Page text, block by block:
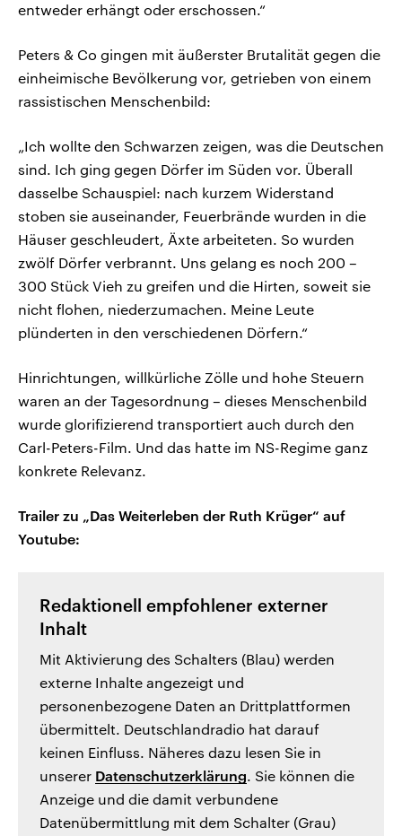
entweder erhängt oder erschossen.“
Peters & Co gingen mit äußerster Brutalität gegen die
einheimische Bevölkerung vor, getrieben von einem
rassistischen Menschenbild:
„Ich wollte den Schwarzen zeigen, was die Deutschen
sind. Ich ging gegen Dörfer im Süden vor. Überall
dasselbe Schauspiel: nach kurzem Widerstand
stoben sie auseinander, Feuerbrände wurden in die
Häuser geschleudert, Äxte arbeiteten. So wurden
zwölf Dörfer verbrannt. Uns gelang es noch 200 –
300 Stück Vieh zu greifen und die Hirten, soweit sie
nicht flohen, niederzumachen. Meine Leute
plünderten in den verschiedenen Dörfern.“
Hinrichtungen, willkürliche Zölle und hohe Steuern
waren an der Tagesordnung – dieses Menschenbild
wurde glorifizierend transportiert auch durch den
Carl-Peters-Film. Und das hatte im NS-Regime ganz
konkrete Relevanz.
Trailer zu „Das Weiterleben der Ruth Krüger“ auf
Youtube:
Redaktionell empfohlener externer
Inhalt
Mit Aktivierung des Schalters (Blau) werden
externe Inhalte angezeigt und
personenbezogene Daten an Drittplattformen
übermittelt. Deutschlandradio hat darauf
keinen Einfluss. Näheres dazu lesen Sie in
unserer Datenschutzerklärung. Sie können die
Anzeige und die damit verbundene
Datenübermittlung mit dem Schalter (Grau)